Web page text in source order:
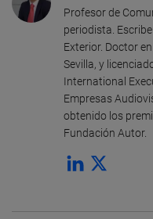
Profesor de
periodista.
Exterior. Doctor
Sevilla, y
International
Empresas
obtenido los
Fundación Autor.